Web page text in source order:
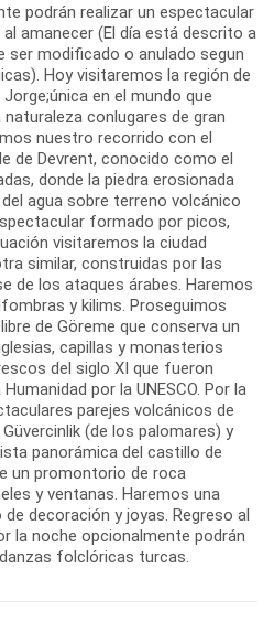
podrán realizar un espectacular
amanecer (El día está descrito a
modificado o anulado segun
Hoy visitaremos la región de
en el mundo que
conlugares de gran
nuestro recorrido con el
de Devrent, conocido como el
donde la piedra erosionada
agua sobre terreno volcánico
formado por picos,
visitaremos la ciudad
similar, construidas por las
de los ataques árabes. Haremos
y kilims. Proseguimos
de Göreme que conserva un
capillas y monasterios
del siglo XI que fueron
por la UNESCO. Por la
parejes volcánicos de
(de los palomares) y
panorámica del castillo de
un promontorio de roca
y ventanas. Haremos una
decoración y joyas. Regreso al
la noche opcionalmente podrán
folclóricas turcas.